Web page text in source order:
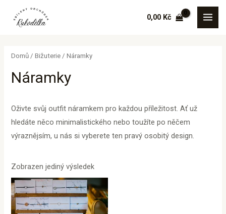
Přeskočit
0,00 Kč
Domů /Bižuterie / Náramky
Náramky
Oživte svůj outfit náramkem pro každou příležitost. Ať už
hledáte něco minimalistického nebo toužíte po něčem
výraznějsím, u nás si vyberete ten pravý osobitý design.
Zobrazen jediný výsledek